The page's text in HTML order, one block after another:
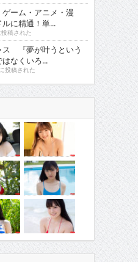
ーム・アニメ・漫
に精通！単...
稿された
『夢が叶うという
なくいろ...
投稿された